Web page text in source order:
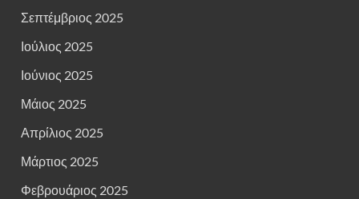
Σεπτέμβριος 2025
Ιούλιος 2025
Ιούνιος 2025
Μάιος 2025
Απρίλιος 2025
Μάρτιος 2025
Φεβρουάριος 2025